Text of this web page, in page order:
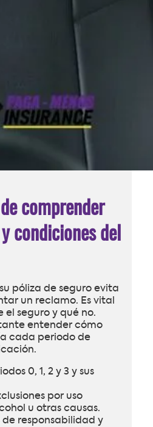
comprender
condiciones del
póliza de seguro evita
un reclamo. Es vital
el seguro y qué no.
entender cómo
cada periodo de
0, 1, 2 y 3 y sus
por uso
u otras causas.
de responsabilidad y